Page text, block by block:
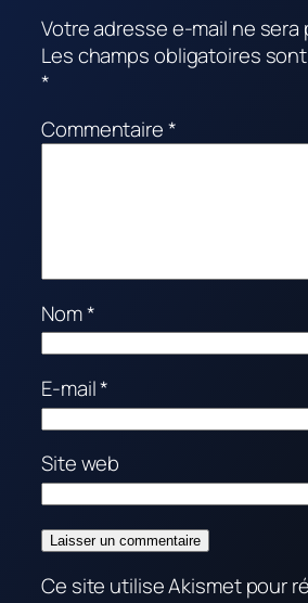
Votre adresse e-mail ne sera
Les champs obligatoires
*
Commentaire*
Nom*
E-mail*
Site web
Ce site utilise Akismet pour